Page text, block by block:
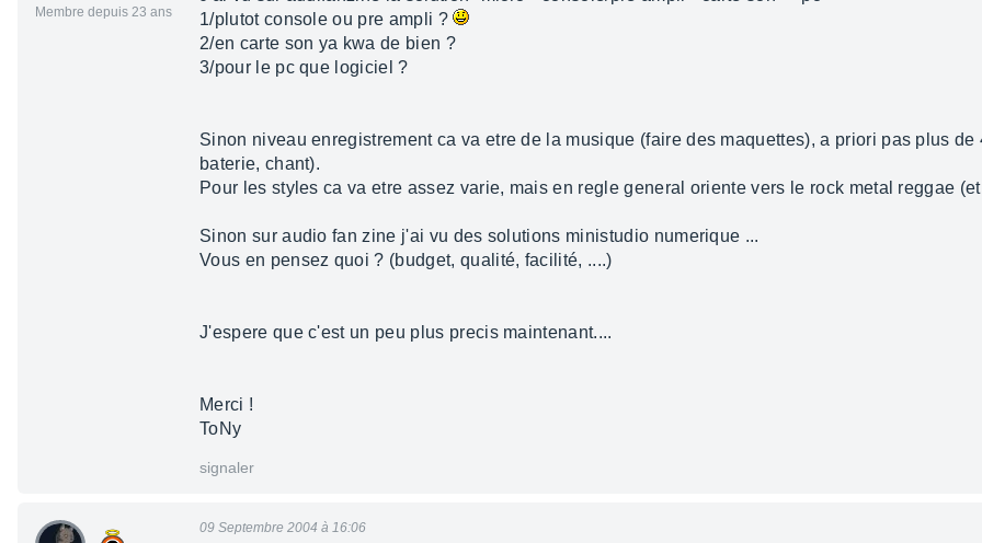
Membre depuis 23 ans
1/plutot console ou pre ampli ?
2/en carte son ya kwa de bien ?
3/pour le pc que logiciel ?
Sinon niveau enregistrement ca va etre de la musique (faire des maquettes), a priori pas plus
baterie, chant).
Pour les styles ca va etre assez varie, mais en regle general oriente vers le rock metal reggae
Sinon sur audio fan zine j'ai vu des solutions ministudio numerique ...
Vous en pensez quoi ? (budget, qualité, facilité, ....)
J'espere que c'est un peu plus precis maintenant....
Merci !
ToNy
signaler
09 Septembre 2004 à 16:06